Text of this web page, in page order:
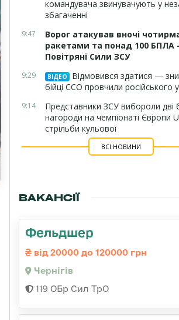
командувача звинувачують у
збагаченні
9:47
Ворог атакував вночі
ракетами та понад 100 БПЛА
Повітряні Сили ЗСУ
9:29 ВІДЕО
Відмовився здатися —
бійці ССО провчили російського
9:14
Представники ЗСУ вибороли дві
нагороди на чемпіонаті Європи
стрільби кульової
ВСІ НОВИНИ
ВАКАНСІЇ
Фельдшер
від 20000 до 120000 грн
Чернігів
119 ОБр Сил ТрО